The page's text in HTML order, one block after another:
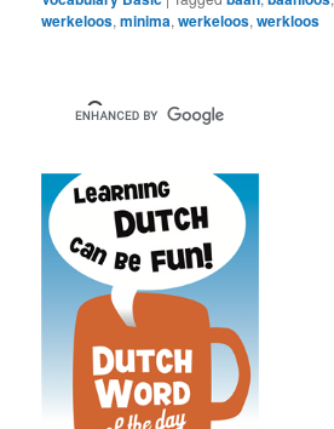
werkeloos,minima,werkeloos,werkloos